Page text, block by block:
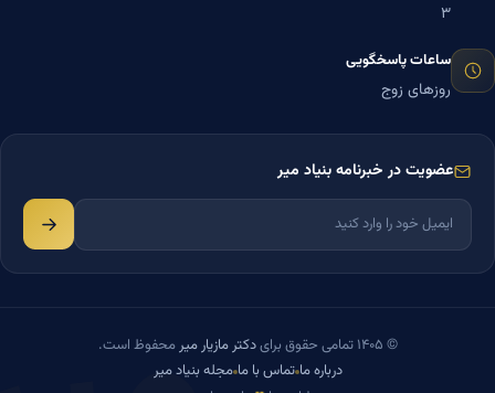
۳
ساعات پاسخگویی
روزهای زوج
عضویت در خبرنامه بنیاد میر
© ۱۴۰۵ تمامی حقوق برای دکتر مازیار میرمحفوظ است.
درباره ما تماس با ما مجله بنیاد میر